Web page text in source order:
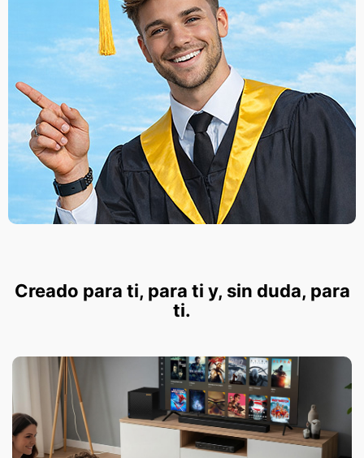
Creado para ti, para ti y, sin duda, para
ti.